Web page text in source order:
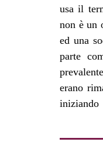
usa il
non è un
ed una
parte
erano
giovane
tranne
temi
decennio
parte
quello